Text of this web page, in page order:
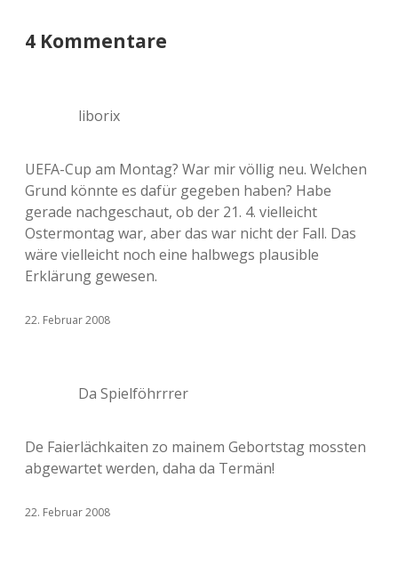
4 Kommentare
liborix
UEFA-Cup am Montag? War mir völlig neu. Welchen
Grund könnte es dafür gegeben haben? Habe
gerade nachgeschaut, ob der 21. 4. vielleicht
Ostermontag war, aber das war nicht der Fall. Das
wäre vielleicht noch eine halbwegs plausible
Erklärung gewesen.
22. Februar 2008
Da Spielföhrrrer
De Faierlächkaiten zo mainem Gebortstag mossten
abgewartet werden, daha da Termän!
22. Februar 2008